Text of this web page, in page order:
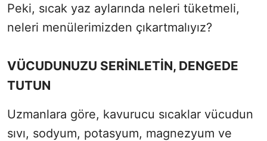
Peki, sıcak yaz aylarında neleri tüketmeli,
neleri menülerimizden çıkartmalıyız?
VÜCUDUNUZU SERİNLETİN, DENGEDE
TUTUN
Uzmanlara göre, kavurucu sıcaklar vücudun
sıvı, sodyum, potasyum, magnezyum ve